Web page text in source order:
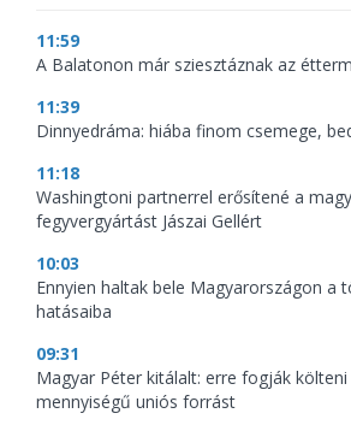
11:59
A Balatonon már sziesztáznak az
11:39
Dinnyedráma: hiába finom csemege,
11:18
Washingtoni partnerrel erősítené a
fegyvergyártást Jászai Gellért
10:03
Ennyien haltak bele Magyarországon a
hatásaiba
09:31
Magyar Péter kitálalt: erre fogják
mennyiségű uniós forrást